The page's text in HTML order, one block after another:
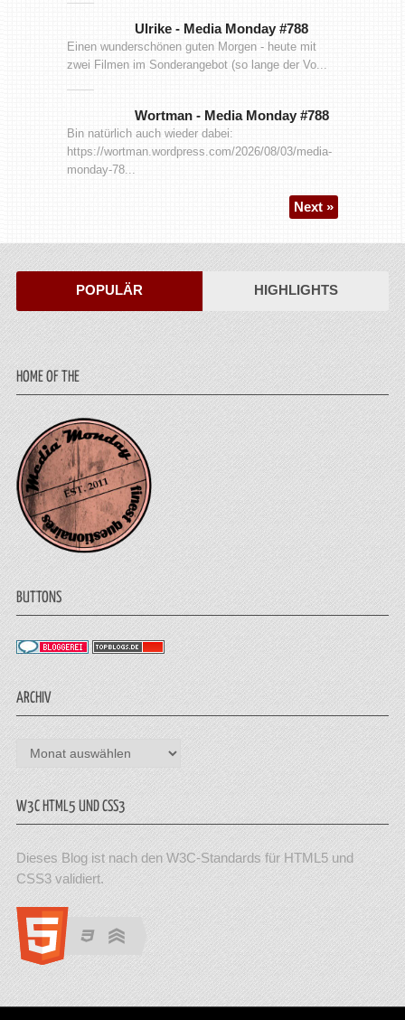
Ulrike - Media Monday #788
Einen wunderschönen guten Morgen - heute mit
zwei Filmen im Sonderangebot (so lange der Vo...
Wortman - Media Monday #788
Bin natürlich auch wieder dabei:
https://wortman.wordpress.com/2026/08/03/media-
monday-78...
Next »
POPULÄR HIGHLIGHTS
HOME OF THE
BUTTONS
ARCHIV
Archiv
W3C HTML5 UND CSS3
Dieses Blog ist nach den W3C-Standards für HTML5 und
CSS3 validiert.